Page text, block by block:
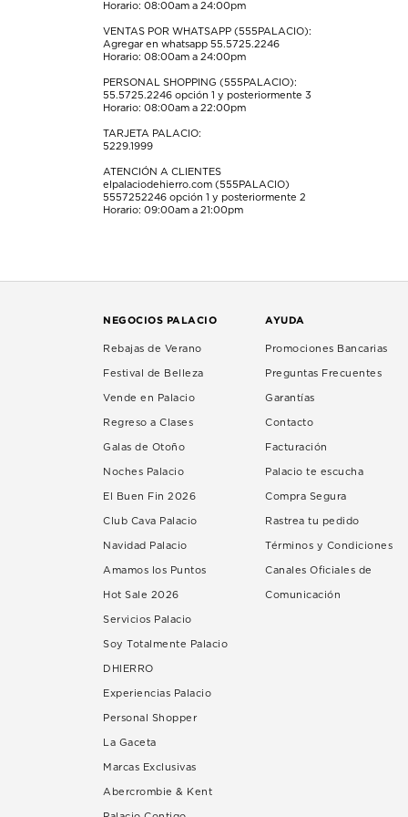
envío.
Horario: 08:00am a 24:00pm
VENTAS POR WHATSAPP (555PALACIO):
Agregar en whatsapp 55.5725.2246
Horario: 08:00am a 24:00pm
PERSONAL SHOPPING (555PALACIO):
55.5725.2246 opción 1 y posteriormente 3
Horario: 08:00am a 22:00pm
TARJETA PALACIO:
5229.1999
ATENCIÓN A CLIENTES
elpalaciodehierro.com (555PALACIO)
5557252246 opción 1 y posteriormente 2
Horario: 09:00am a 21:00pm
NEGOCIOS PALACIO
Rebajas de Verano
Festival de Belleza
Vende en Palacio
Regreso a Clases
Galas de Otoño
Noches Palacio
El Buen Fin 2026
Club Cava Palacio
Navidad Palacio
Amamos los Puntos
Hot Sale 2026
Servicios Palacio
Soy Totalmente Palacio
DHIERRO
Experiencias Palacio
Personal Shopper
La Gaceta
Marcas Exclusivas
Abercrombie & Kent
AYUDA
Promociones Bancarias
Preguntas Frecuentes
Garantías
Contacto
Facturación
Palacio te escucha
Compra Segura
Rastrea tu pedido
Términos y Condiciones
Canales Oficiales de
Comunicación